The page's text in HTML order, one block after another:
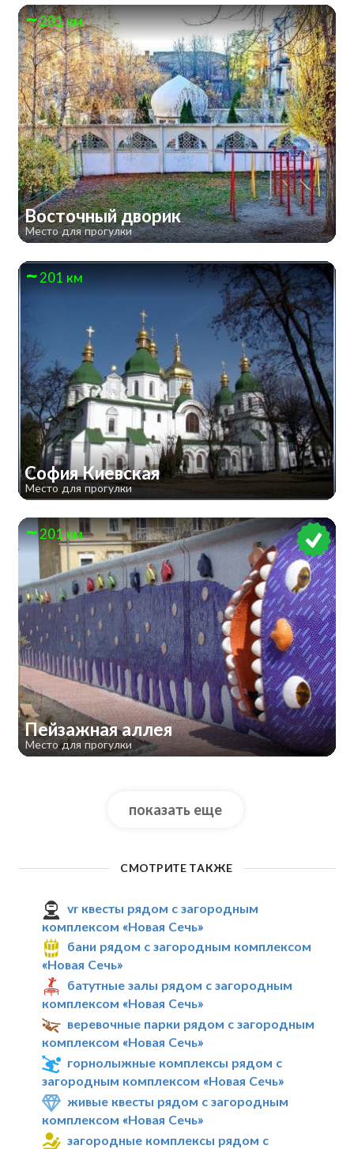
201 км
Восточный дворик
Место для прогулки
201 км
София Киевская
Место для прогулки
201 км
Пейзажная аллея
Место для прогулки
показать еще
СМОТРИТЕ ТАКЖЕ
vr квесты рядом с загородным
комплексом «Новая Сечь»
бани рядом с загородным комплексом
«Новая Сечь»
батутные залы рядом с загородным
комплексом «Новая Сечь»
веревочные парки рядом с загородным
комплексом «Новая Сечь»
горнолыжные комплексы рядом с
загородным комплексом «Новая Сечь»
живые квесты рядом с загородным
комплексом «Новая Сечь»
загородные комплексы рядом с